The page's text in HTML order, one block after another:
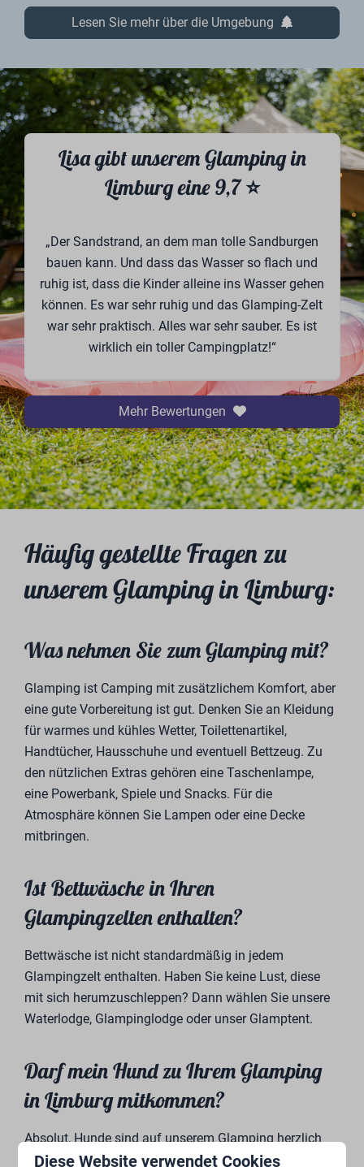
Lesen Sie mehr über die Umgebung
Lisa gibt unserem Glamping in
Limburg eine 9,7 ⭐
„Der Sandstrand, an dem man tolle Sandburgen
bauen kann. Und dass das Wasser so flach und
ruhig ist, dass die Kinder alleine ins Wasser gehen
können. Es war sehr ruhig und das Glamping-Zelt
war sehr praktisch. Alles war sehr sauber. Es ist
wirklich ein toller Campingplatz!“
Mehr Bewertungen
Häufig gestellte Fragen zu
unserem Glamping in Limburg:
Was nehmen Sie zum Glamping mit?
Glamping ist Camping mit zusätzlichem Komfort, aber
eine gute Vorbereitung ist gut. Denken Sie an Kleidung
für warmes und kühles Wetter, Toilettenartikel,
Handtücher, Hausschuhe und eventuell Bettzeug. Zu
den nützlichen Extras gehören eine Taschenlampe,
eine Powerbank, Spiele und Snacks. Für die
Atmosphäre können Sie Lampen oder eine Decke
mitbringen.
Ist Bettwäsche in Ihren
Glampingzelten enthalten?
Bettwäsche ist nicht standardmäßig in jedem
Glampingzelt enthalten. Haben Sie keine Lust, diese
mit sich herumzuschleppen? Dann wählen Sie unsere
Waterlodge, Glampinglodge oder unser Glamptent.
Darf mein Hund zu Ihrem Glamping
in Limburg mitkommen?
Absolut, Hunde sind auf unserem Glamping herzlich
willkommen! Dies gilt jedoch nicht für jede Glamping-
Diese Website verwendet Cookies